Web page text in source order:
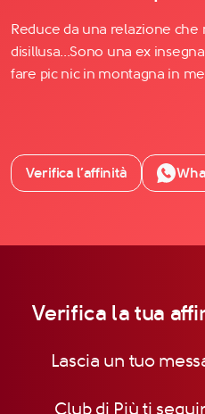
Reduce da una relazione che
disillusa...Sono una ex
fare pic nic in montagna in
Verifica l’affinità
Verifica la tua
Lascia un tuo
Club di Più ti